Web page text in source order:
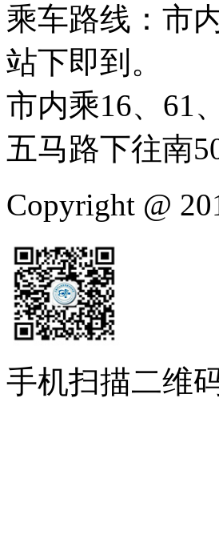
乘车路线：市
站下即到。
市内乘16、61
五马路下往南
Copyright @
手机扫描二维